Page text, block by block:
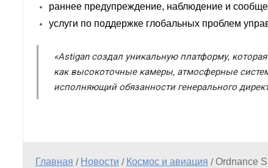
раннее предупреждение, наблюдение и
услуги по поддержке глобальных проблем
«Astigan создал уникальную платформу,
как высокоточные камеры, атмосферные
исполняющий обязанности генерального
Главная / Новости / Космос и авиация /Ordnance